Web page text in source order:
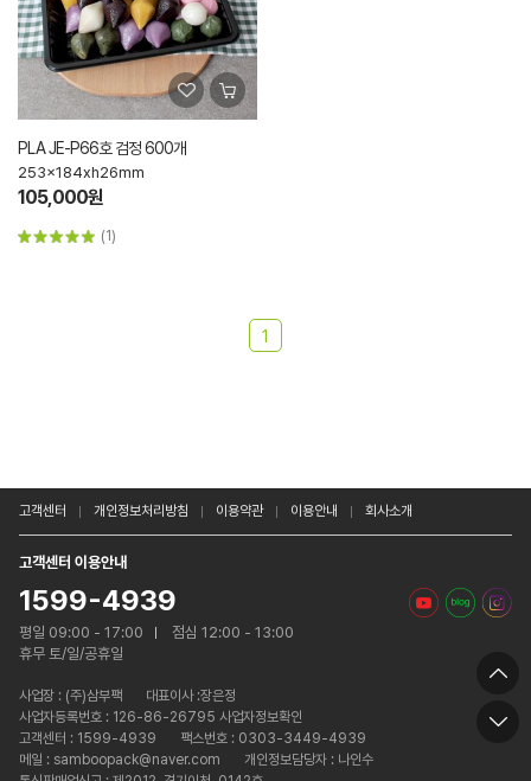
PLA JE-P66호 검정 600개
253x184xh26mm
105,000원
(1)
1
고객센터 개인정보처리방침 이용약관 이용안내 회사소개
고객센터 이용안내
1599-4939
평일 09:00 - 17:00
점심 12:00 - 13:00
휴무 토/일/공휴일
사업장 : (주)삼부팩
대표이사 :장은정
사업자등록번호 : 126-86-26795 사업자정보확인
고객센터 : 1599-4939
팩스번호 : 0303-3449-4939
메일 : samboopack@naver.com
개인정보담당자 : 나인수